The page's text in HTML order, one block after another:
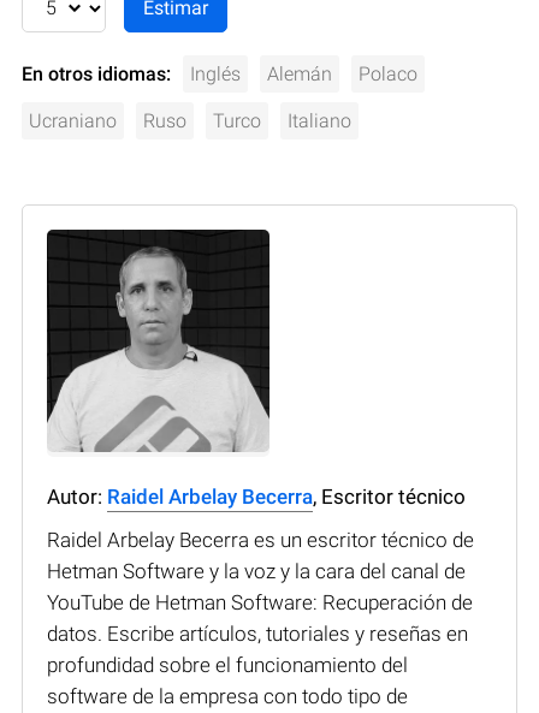
En otros idiomas: Inglés Alemán Polaco
Ucraniano Ruso Turco Italiano
Autor: Raidel Arbelay Becerra, Escritor técnico
Raidel Arbelay Becerra es un escritor técnico de
Hetman Software y la voz y la cara del canal de
YouTube de Hetman Software: Recuperación de
datos. Escribe artículos, tutoriales y reseñas en
profundidad sobre el funcionamiento del
software de la empresa con todo tipo de